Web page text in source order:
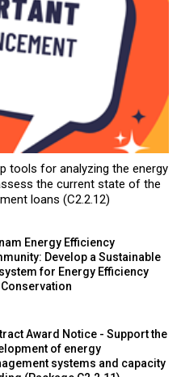
tools for analyzing the energy
the current state of the
loans (C2.2.12)
Energy Efficiency
Develop a Sustainable
for Energy Efficiency
Award Notice - Support the
of energy
systems and capacity